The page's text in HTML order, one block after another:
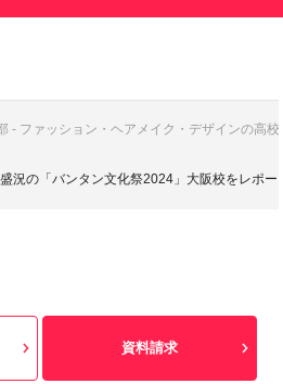
- ファッション・ヘアメイク・デザインの高
況の「バンタン文化祭2024」大阪校をレポー
資料請求